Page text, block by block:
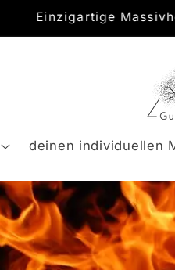
Jeder Tisch ein Unikat –
deinen individuellen